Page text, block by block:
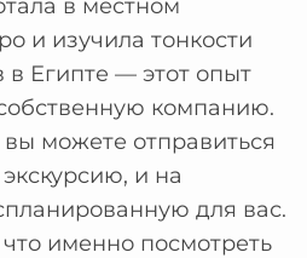
в местном
и изучила тонкости
в Египте — этот опыт
компанию.
можете отправиться
и на
для вас.
именно посмотреть